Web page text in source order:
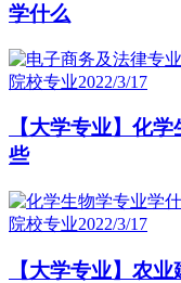
学什么
院校专业2022/3/17
【大学专业】化
些
院校专业2022/3/17
【大学专业】农